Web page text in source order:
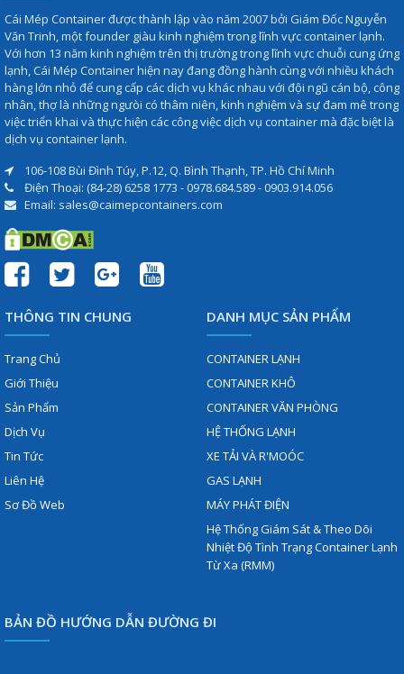
Cái Mép Container được thành lập vào năm 2007 bởi Giám Đốc Nguyễn
Văn Trinh, một founder giàu kinh nghiệm trong lĩnh vực container lạnh.
Với hơn 13 năm kinh nghiệm trên thị trường trong lĩnh vực chuỗi cung ứng
lạnh, Cái Mép Container hiện nay đang đồng hành cùng với nhiều khách
hàng lớn nhỏ để cung cấp các dịch vụ khác nhau với đội ngũ cán bộ, công
nhân, thợ là những ngưòi có thâm niên, kinh nghiệm và sự đam mê trong
việc triển khai và thực hiện các công việc dịch vụ container mà đặc biệt là
dịch vụ container lạnh.
106-108 Bùi Đình Túy, P.12, Q. Bình Thạnh, TP. Hồ Chí Minh
Điện Thoại: (84-28) 6258 1773 - 0978.684.589 - 0903.914.056
Email: sales@caimepcontainers.com
THÔNG TIN CHUNG
Trang Chủ
Giới Thiệu
Sản Phẩm
Dịch Vụ
Tin Tức
Liên Hệ
Sơ Đồ Web
DANH MỤC SẢN PHẨM
CONTAINER LẠNH
CONTAINER KHÔ
CONTAINER VĂN PHÒNG
HỆ THỐNG LẠNH
XE TẢI VÀ R'MOÓC
GAS LẠNH
MÁY PHÁT ĐIỆN
Hệ Thống Giám Sát & Theo Dõi
Nhiệt Độ Tình Trạng Container Lạnh
Từ Xa (RMM)
BẢN ĐỒ HƯỚNG DẪN ĐƯỜNG ĐI